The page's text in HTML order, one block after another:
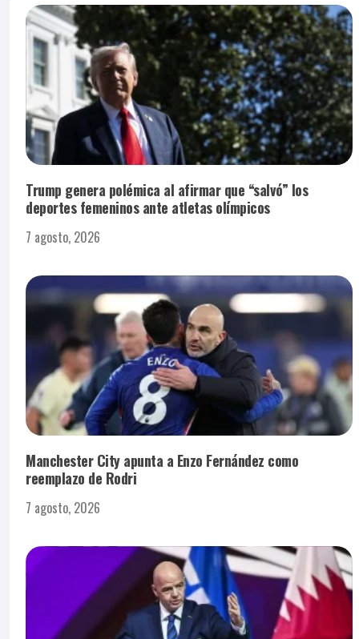
Trump genera polémica al afirmar que “salvó” los
deportes femeninos ante atletas olímpicos
7 agosto, 2026
Manchester City apunta a Enzo Fernández como
reemplazo de Rodri
7 agosto, 2026